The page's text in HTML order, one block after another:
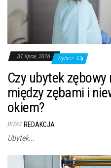
31 lipca, 2026 Wyłącz
Czy ubytek
między zębami i
okiem?
przez REDAKCJA
Ubytek...